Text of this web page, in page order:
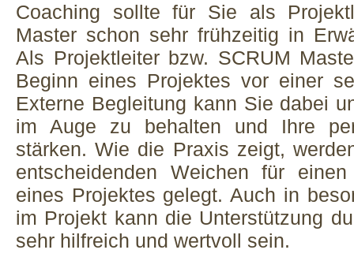
Coaching sollte für Sie als
Master schon sehr frühzeitig in
Als Projektleiter bzw. SCRUM
Beginn eines Projektes vor einer
Externe Begleitung kann Sie dabei
im Auge zu behalten und Ihre
stärken. Wie die Praxis zeigt,
entscheidenden Weichen für
eines Projektes gelegt. Auch in
im Projekt kann die Unterstützung
sehr hilfreich und wertvoll sein.